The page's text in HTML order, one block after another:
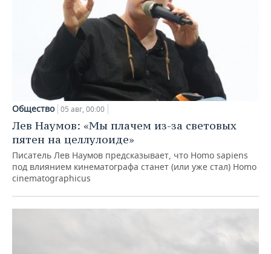
Общество 05 авг, 00:00
Лев Наумов: «Мы плачем из-за световых
пятен на целлулоиде»
Писатель Лев Наумов предсказывает, что Homo sapiens
под влиянием кинематографа станет (или уже стал) Homo
cinematographicus